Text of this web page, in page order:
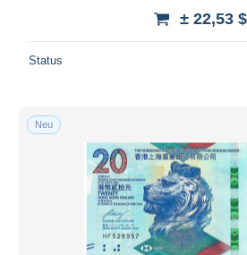
± 22,53 $
Status
Neu